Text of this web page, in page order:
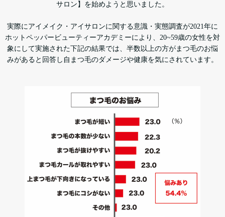
サロン】を始めようと思いました。
実際にアイメイク・アイサロンに関する意識・実態調査が2021年に
ホットペッパービューティーアカデミーにより、20~59歳の女性を対
象にして実施された下記の結果では、半数以上の方がまつ毛のお悩
みがあると回答し自まつ毛のダメージや健康を気にされています。